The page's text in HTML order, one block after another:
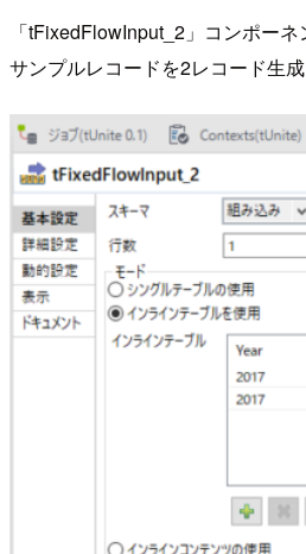
「tFixedFlowInput_2」コンポー
サンプルレコードを2レコード生成